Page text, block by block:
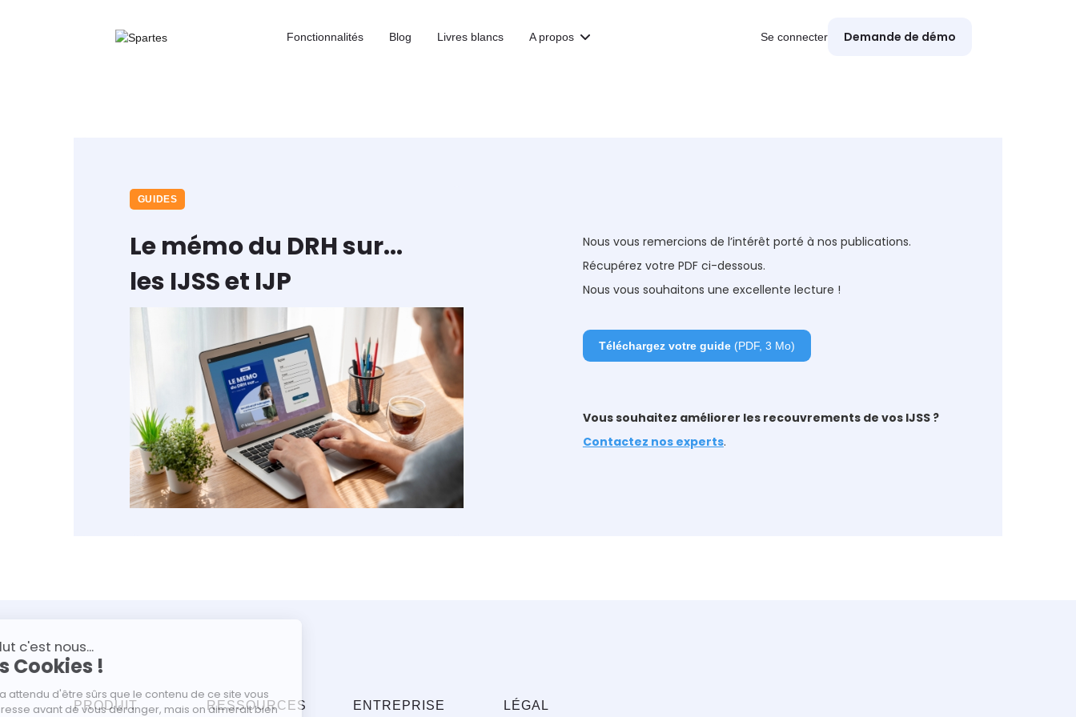
Fonctionnalités Blog Livres blancs A propos Se connecter Demande de démo
GUIDES
Le mémo du DRH sur...
les IJSS et IJP
Nous vous remercions de l’intérêt porté à nos publications.
Récupérez votre PDF ci-dessous.
Nous vous souhaitons une excellente lecture !
Téléchargez votre guide(PDF, 3 Mo)
Vous souhaitez améliorer les recouvrements de vos IJSS ?
Contactez nos experts.
PRODUIT RESSOURCES ENTREPRISE LÉGAL